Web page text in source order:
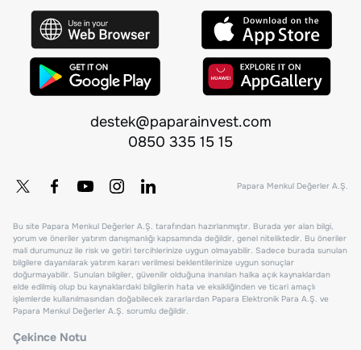
destek@paparainvest.com
0850 335 15 15
Papara Menkul Değerler A.Ş.
Bu site Papara Menkul Değerler A.Ş. tarafından hazırlanmıştır. Burada yer alan bilgi,
yorum ve öneriler yatırım danışmanlığı kapsamında değildir, genel niteliktedir. Bu öneriler
mali durumunuz ile risk ve getiri tercihlerinize uygun olmayabilir. Sadece burada sunulan
bilgilere dayanılarak yatırım kararı verilmesi beklentilerinize uygun sonuçlar
doğurmayabilir. Sunulan bilgiler, güvenilir olduğuna inanılan halka açık kaynaklardan
elde edilmiş olup bu kaynaklardaki bilgilerin hata ve eksikliğinden ve ticari amaçlı
işlemlerde kullanılmasından doğabilecek zararlardan Papara Elektronik Para A.Ş. ve
Papara Menkul Değerler A.Ş. sorumlu değildir.
Çekince Notu